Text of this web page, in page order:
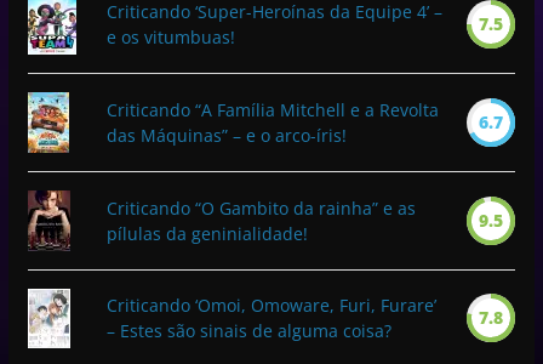
Criticando ‘Super-Heroínas da Equipe 4’ –
e os vitumbuas!
7.5
Criticando “A Família Mitchell e a Revolta
das Máquinas” – e o arco-íris!
6.7
Criticando “O Gambito da rainha” e as
pílulas da geninialidade!
9.5
Criticando ‘Omoi, Omoware, Furi, Furare’
– Estes são sinais de alguma coisa?
7.8